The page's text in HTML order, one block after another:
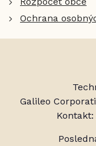
Ochrana
Galileo
Kontakt: